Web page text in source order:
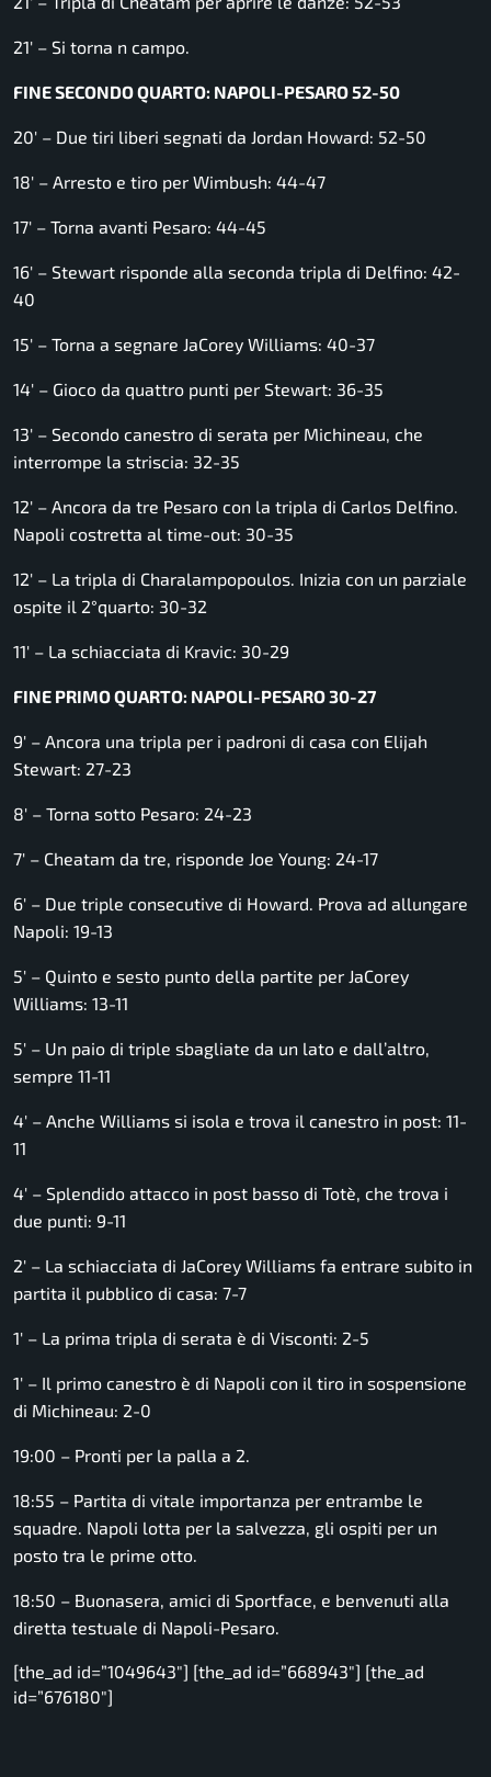
21′ – Si torna n campo.
FINE SECONDO QUARTO: NAPOLI-PESARO 52-50
20′ – Due tiri liberi segnati da Jordan Howard: 52-50
18′ – Arresto e tiro per Wimbush: 44-47
17′ – Torna avanti Pesaro: 44-45
16′ – Stewart risponde alla seconda tripla di Delfino: 42-
40
15′ – Torna a segnare JaCorey Williams: 40-37
14′ – Gioco da quattro punti per Stewart: 36-35
13′ – Secondo canestro di serata per Michineau, che
interrompe la striscia: 32-35
12′ – Ancora da tre Pesaro con la tripla di Carlos Delfino.
Napoli costretta al time-out: 30-35
12′ – La tripla di Charalampopoulos. Inizia con un parziale
ospite il 2°quarto: 30-32
11′ – La schiacciata di Kravic: 30-29
FINE PRIMO QUARTO: NAPOLI-PESARO 30-27
9′ – Ancora una tripla per i padroni di casa con Elijah
Stewart: 27-23
8′ – Torna sotto Pesaro: 24-23
7′ – Cheatam da tre, risponde Joe Young: 24-17
6′ – Due triple consecutive di Howard. Prova ad allungare
Napoli: 19-13
5′ – Quinto e sesto punto della partite per JaCorey
Williams: 13-11
5′ – Un paio di triple sbagliate da un lato e dall’altro,
sempre 11-11
4′ – Anche Williams si isola e trova il canestro in post: 11-
11
4′ – Splendido attacco in post basso di Totè, che trova i
due punti: 9-11
2′ – La schiacciata di JaCorey Williams fa entrare subito in
partita il pubblico di casa: 7-7
1′ – La prima tripla di serata è di Visconti: 2-5
1′ – Il primo canestro è di Napoli con il tiro in sospensione
di Michineau: 2-0
19:00 – Pronti per la palla a 2.
18:55 – Partita di vitale importanza per entrambe le
squadre. Napoli lotta per la salvezza, gli ospiti per un
posto tra le prime otto.
18:50 – Buonasera, amici di Sportface, e benvenuti alla
diretta testuale di Napoli-Pesaro.
[the_ad id=”1049643″] [the_ad id=”668943″] [the_ad
id=”676180″]